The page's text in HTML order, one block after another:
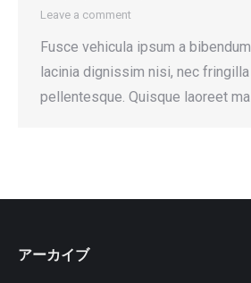
Leave a comment
Fusce vehicula ipsum a
lacinia dignissim nisi, nec
pellentesque. Quisque laoreet
アーカイブ